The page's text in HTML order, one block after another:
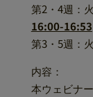
第2・4週：
16:00-16:53
第3・5週：
内容：
本ウェビナ